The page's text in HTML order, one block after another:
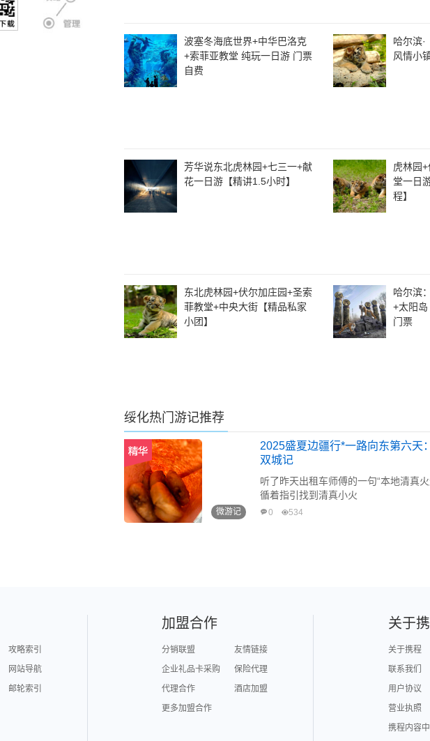
波塞冬海底世界+中华巴洛克
+索菲亚教堂 纯玩一日游 门票
自费
哈尔滨
风情小
芳华说东北虎林园+七三一+献
花一日游【精讲1.5小时】
虎林园
堂一日
程】
东北虎林园+伏尔加庄园+圣索
菲教堂+中央大街【精品私家
小团】
哈尔滨
+太阳
门票
绥化热门游记推荐
微游记
2025盛夏边疆行*一路向东第六天
双城记
听了昨天出租车师傅的一句“本地清真
循着指引找到清真小火
0 534
攻略索引
网站导航
邮轮索引
加盟合作
分销联盟
友情链接
企业礼品卡采购
保险代理
代理合作
酒店加盟
更多加盟合作
关于
关于携程
联系我们
用户协议
营业执照
携程内容